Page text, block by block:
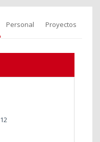
Personal Proyectos
12